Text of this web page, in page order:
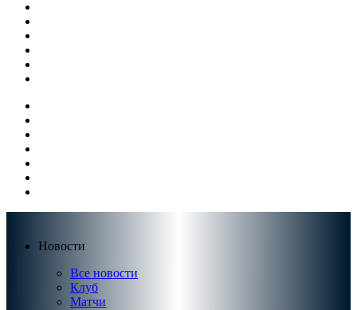
Новости
Все новости
Клуб
Матчи